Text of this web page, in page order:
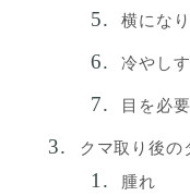
横にな
冷やし
目を必
クマ取り後の
腫れ